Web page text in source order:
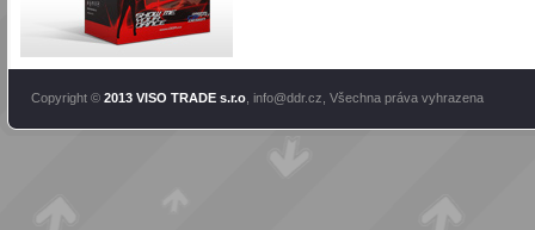
Copyright © 2013 VISO TRADE s.r.o info@ddr.cz , Všechna práva vyhrazena